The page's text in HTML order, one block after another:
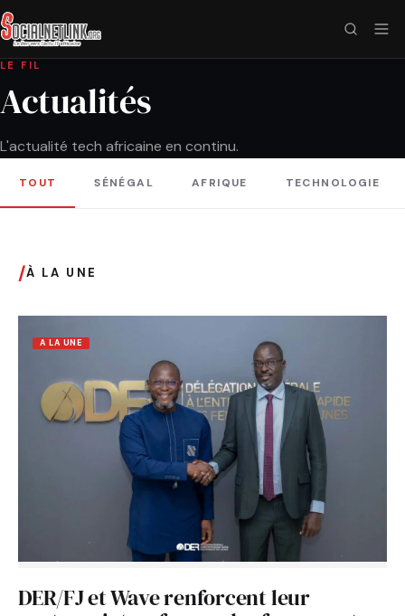
LE FIL
Actualités
L'actualité tech africaine en continu.
TOUT SÉNÉGAL AFRIQUE TECHNOLOGIE
/À LA UNE
A LA UNE
DER/FJ et Wave renforcent leur